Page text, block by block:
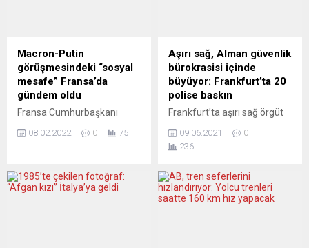
Macron-Putin
görüşmesindeki “sosyal
mesafe” Fransa’da
gündem oldu
Fransa Cumhurbaşkanı
Ukrayna krizini görüşmek
tarafından uzunca bir
masanın öteki ucunda
08.02.2022 0 75
Aşırı sağ, Alman güvenlik
bürokrasisi içinde
büyüyor: Frankfurt’ta 20
polise baskın
Frankfurt’ta aşırı sağ örgüt
suçlanan 20 polis
memuruna, görev yaptıkları
baskın düzenlendi. Polislerin
çalışma odalarında arama
09.06.2021
0
236